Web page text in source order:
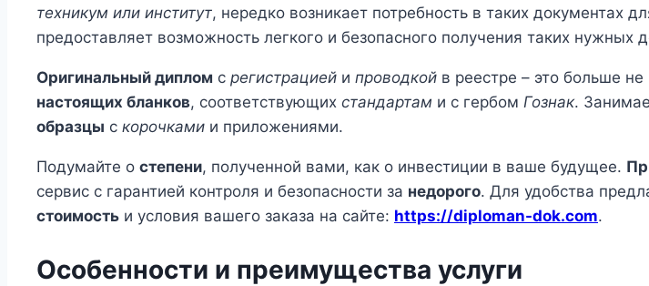
техникум или институт, нередко возникает потребность в таких документах
предоставляет возможность легкого и безопасного получения таких нужных
Оригинальный диплом с регистрацией и проводкой в реестре – это больше
настоящих бланков, соответствующих стандартам и с гербом Гознак.
образцы с корочками и приложениями.
Подумайте о степени, полученной вами, как о инвестиции в ваше будущее.
сервис с гарантией контроля и безопасности за недорого. Для удобства
стоимость и условия вашего заказа на сайте: https://diploman-dok.com.
Особенности и преимущества услуги